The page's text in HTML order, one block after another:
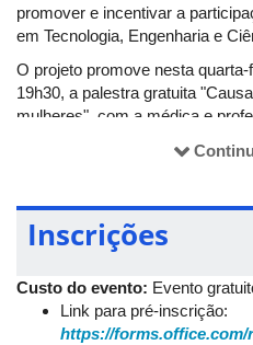
promover e incentivar a
em Tecnologia, Engenharia e
O projeto promove nesta
19h30, a palestra gratuita
mulheres", com a médica e
Siex/Proexc/UFU aos
WinGs, acesse o perfil no
Sobre a palestrante:
Drª. Juliana Markus é graduada
Inscrições
Custo do evento: Evento
Link para pré-inscrição:
https://forms.office.com/